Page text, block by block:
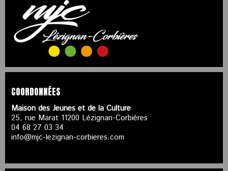
COORDONNÉES
Maison des Jeunes et de la Culture
25, rue Marat 11200 Lézignan-Corbières
04 68 27 03 34
info@mjc-lezignan-corbieres.com